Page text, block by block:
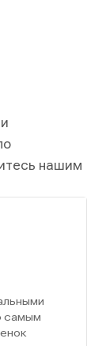
нашим
самым